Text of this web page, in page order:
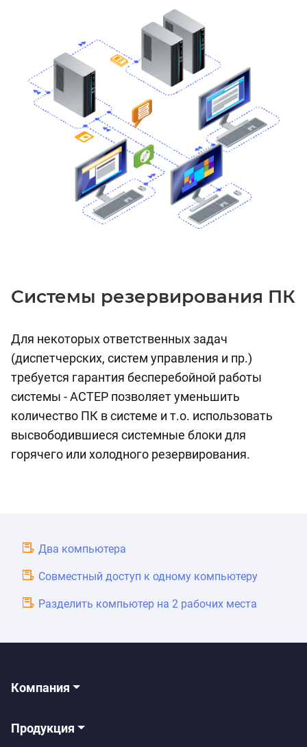
Системы резервирования ПК
Для некоторых ответственных задач
(диспетчерских, систем управления и пр.)
требуется гарантия бесперебойной работы
системы - AСТЕР позволяет уменьшить
количество ПК в системе и т.о. использовать
высвободившиеся системные блоки для
горячего или холодного резервирования.
Два компьютера
Cовместный доступ к одному компьютеру
Разделить компьютер на 2 рабочих места
Компания
Продукция